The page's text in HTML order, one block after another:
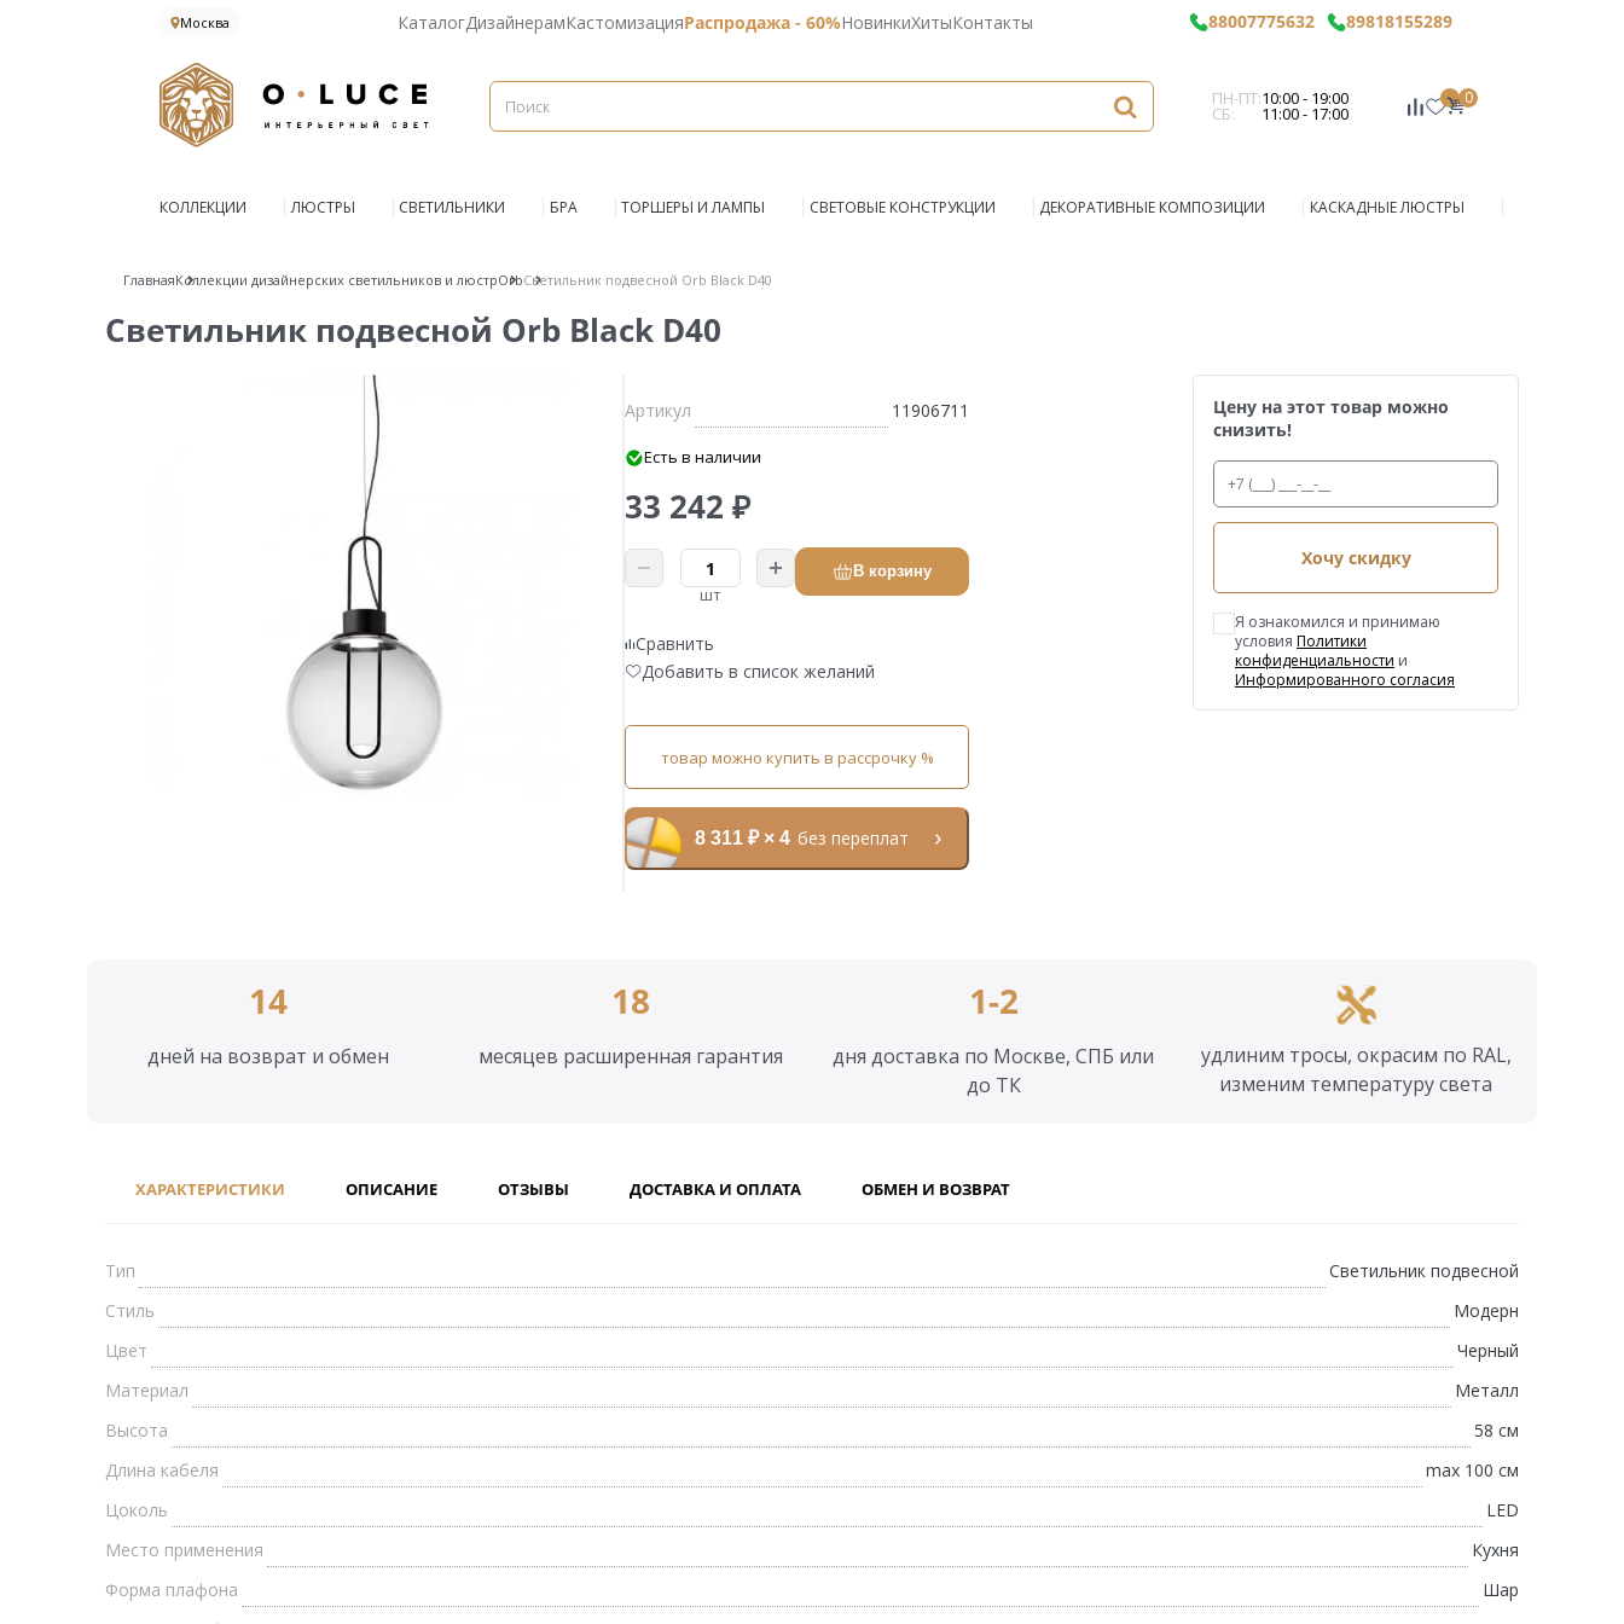
Москва КаталогДизайнерамКастомизацияРаспродажа - 60%НовинкиХитыКонтакты 88007775632 89818155289
ПН-ПТ:10:00 - 19:00
СБ: 11:00 - 17:00
0
КОЛЛЕКЦИИ ЛЮСТРЫ СВЕТИЛЬНИКИ БРА ТОРШЕРЫ И ЛАМПЫ СВЕТОВЫЕ КОНСТРУКЦИИ ДЕКОРАТИВНЫЕ КОМПОЗИЦИИ КАСКАДНЫЕ ЛЮСТРЫ
ГлавнаяКоллекции дизайнерских светильников и люстрOrbСветильник подвесной Orb Black D40
Светильник подвесной Orb Black D40
Артикул 11906711
Есть в наличии
33 242 ₽
шт
В корзину
Сравнить
Добавить в список желаний
товар можно купить в рассрочку %
8 311 ₽ × 4 без переплат
Цену на этот товар можно
снизить!
Хочу скидку
Я ознакомился и принимаю
условия Политики
конфиденциальности и
Информированного согласия
14
дней на возврат и обмен
18
месяцев расширенная гарантия
1-2
дня доставка по Москве, СПБ или
до ТК
удлиним тросы, окрасим по RAL,
изменим температуру света
ХАРАКТЕРИСТИКИ ОПИСАНИЕ ОТЗЫВЫ ДОСТАВКА И ОПЛАТА ОБМЕН И ВОЗВРАТ
Тип
Светильник подвесной
Стиль
Модерн
Цвет
Черный
Материал
Металл
Высота
58 см
Длина кабеля
max 100 см
Цоколь
LED
Место применения
Кухня
Форма плафона
Шар